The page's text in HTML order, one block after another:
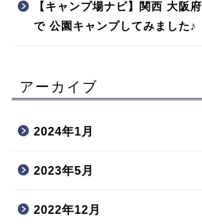
【キャンプ場ナビ】関西 大阪
で 公園キャンプしてみました♪
アーカイブ
2024年1月
2023年5月
2022年12月